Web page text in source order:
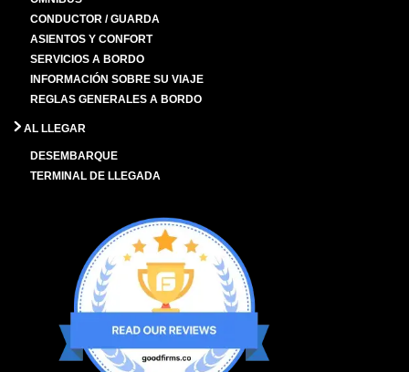
CONDUCTOR / GUARDA
ASIENTOS Y CONFORT
SERVICIOS A BORDO
INFORMACIÓN SOBRE SU VIAJE
REGLAS GENERALES A BORDO
AL LLEGAR
DESEMBARQUE
TERMINAL DE LLEGADA